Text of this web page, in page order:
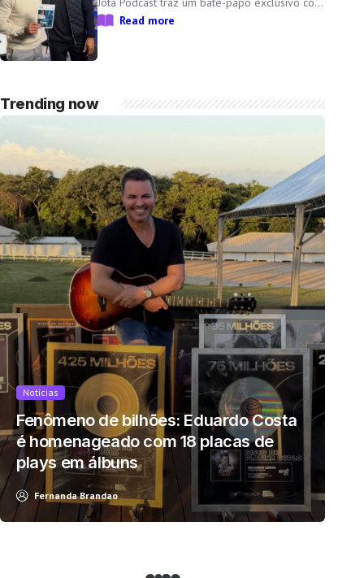
o empresário e CEO da Non Stop, que
v=mdZzgrZTxoU […]
Read more
Trending now
Noticias
Fenômeno de bilhões: Eduardo Costa
é homenageado com 18 placas de
plays em álbuns
Fernanda Brandao